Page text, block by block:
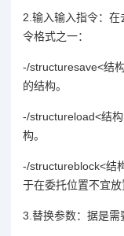
2.输入输入指令：
令格式之一：
-/structuresave<结
的结构。
-/structureload<结
构。
-/structureblock<结
于在委托位置不宜放
3.替换参数：据是需